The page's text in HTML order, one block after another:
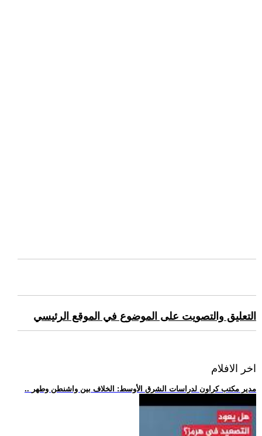
التعليق والتصويت على الموضوع في الموقع الرئيسي
اخر الافلام
.. مدير مكتب كراون لدراسات الشرق الأوسط: الخلاف بين واشنطن وطهر